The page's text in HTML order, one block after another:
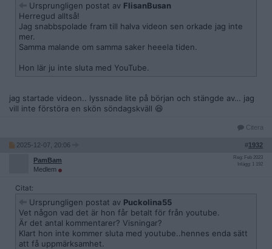
Ursprungligen postat av FlisanBusan
Herregud alltså!
Jag snabbspolade fram till halva videon sen orkade jag inte
mer.
Samma malande om samma saker heeela tiden.
Hon lär ju inte sluta med YouTube.
jag startade videon.. lyssnade lite på början och stängde av… jag
vill inte förstöra en skön söndagskväll 😆
Citera
2025-12-07, 20:06 #1932
PamBam
Medlem
Reg: Feb 2023
Inlägg: 1 192
Citat:
Ursprungligen postat av Puckolina55
Vet någon vad det är hon får betalt för från youtube.
Är det antal kommentarer? Visningar?
Klart hon inte kommer sluta med youtube..hennes enda sätt
att få uppmärksamhet.